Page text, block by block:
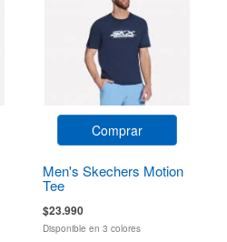
Comprar
Men's Skechers Motion
Tee
$23.990
Disponible en 3 colores